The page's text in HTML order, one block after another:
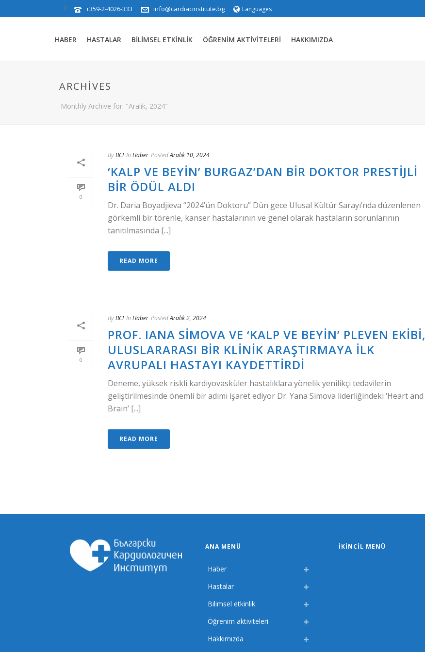
+359-2-4026-333 info@cardiacinstitute.bg Languages
HABER HASTALAR BILIMSEL ETKINLIK ÖĞRENIM AKTIVITELERI HAKKIMIZDA
ARCHIVES
Monthly Archive for: "Aralık, 2024"
0
ByBCI In Haber PostedAralık 10, 2024
‘KALP VE BEYIN’ BURGAZ’DAN BIR DOKTOR PRESTIJLI
BIR ÖDÜL ALDI
Dr. Daria Boyadjieva “2024’ün Doktoru” Dün gece Ulusal Kültür Sarayı’nda düzenlenen
görkemli bir törenle, kanser hastalarının ve genel olarak hastaların sorunlarının
tanıtılmasında [...]
READ MORE
0
ByBCI In Haber PostedAralık 2, 2024
PROF. IANA SIMOVA VE ‘KALP VE BEYIN’ PLEVEN EKIBI,
ULUSLARARASI BIR KLINIK ARAŞTIRMAYA ILK
AVRUPALI HASTAYI KAYDETTIRDI
Deneme, yüksek riskli kardiyovasküler hastalıklara yönelik yenilikçi tedavilerin
geliştirilmesinde önemli bir adımı işaret ediyor Dr. Yana Simova liderliğindeki ‘Heart and
Brain’ [...]
READ MORE
ANA MENÜ
Haber
Hastalar
Bilimsel etkinlik
Öğrenim aktiviteleri
Hakkımızda
İKINCIL MENÜ